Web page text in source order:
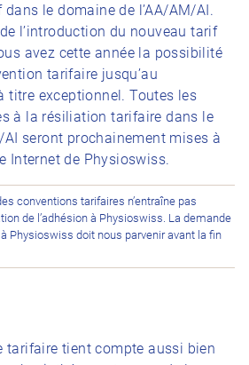
le domaine de l’AA/AM/AI.
l’introduction du nouveau tarif
avez cette année la possibilité
tarifaire jusqu’au
titre exceptionnel. Toutes les
à la résiliation tarifaire dans le
AI seront prochainement mises à
Internet de Physioswiss.
conventions tarifaires n’entraîne pas
de l’adhésion à Physioswiss. La demande
Physioswiss doit nous parvenir avant la fin
tarifaire tient compte aussi bien